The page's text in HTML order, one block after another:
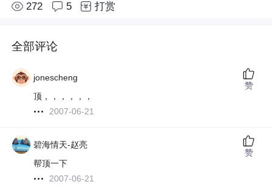
272 5 打赏
全部评论
jonescheng
顶，，，，，，
2007-06-21
赞
碧海情天-赵亮
帮顶一下
2007-06-21
赞